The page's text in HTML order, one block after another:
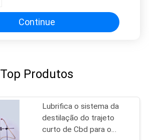
Continue
Top Produtos
Lubrifica o sistema da
destilação do trajeto
curto de Cbd para o